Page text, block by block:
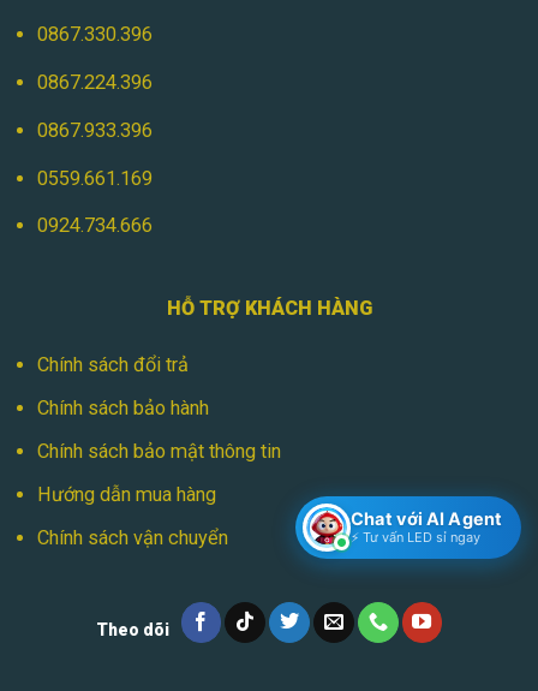
0867.330.396
0867.224.396
0867.933.396
0559.661.169
0924.734.666
HỖ TRỢ KHÁCH HÀNG
Chính sách đổi trả
Chính sách bảo hành
Chính sách bảo mật thông tin
Hướng dẫn mua hàng
Chính sách vận chuyển
Theo dõi
Chat với AI Agent
⚡ Tư vấn LED sỉ ngay